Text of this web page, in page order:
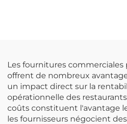
Les fournitures commerciales
offrent de nombreux
un impact direct sur la
opérationnelle des
coûts constituent l'avantage
les fournisseurs négocient